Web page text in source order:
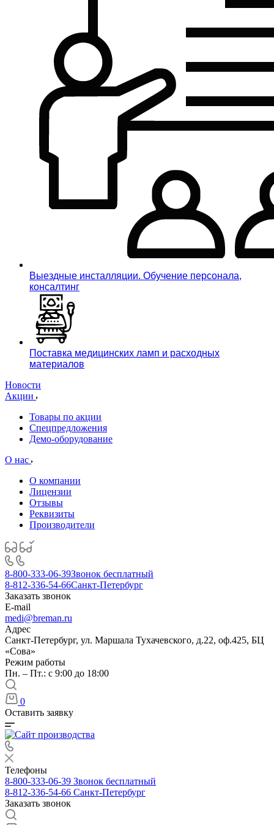
Выездные инсталляции. Обучение персонала,
консалтинг
Поставка медицинских ламп и расходных
материалов
Новости
Акции
Товары по акции
Спецпредложения
Демо-оборудование
О нас
О компании
Лицензии
Отзывы
Реквизиты
Производители
8-800-333-06-39Звонок бесплатный
8-812-336-54-66Санкт-Петербург
Заказать звонок
E-mail
medi@breman.ru
Адрес
Санкт-Петербург, ул. Маршала Тухачевского, д.22, оф.425, БЦ
«Сова»
Режим работы
Пн. – Пт.: с 9:00 до 18:00
0
Оставить заявку
Телефоны
8-800-333-06-39 Звонок бесплатный
8-812-336-54-66 Санкт-Петербург
Заказать звонок